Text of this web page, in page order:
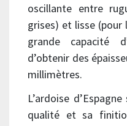
oscillante entre
grises) et lisse (pour
grande capacité
d’obtenir des
millimètres.
L’ardoise
qualité et sa